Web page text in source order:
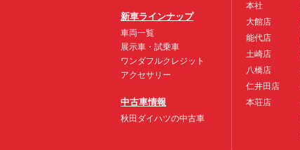
新車ラインナップ
車両一覧
展示車・試乗車
ワンダフルクレジット
アクセサリー
中古車情報
秋田ダイハツの中古車
本社
大館店
能代店
土崎店
八橋店
仁井田店
本荘店